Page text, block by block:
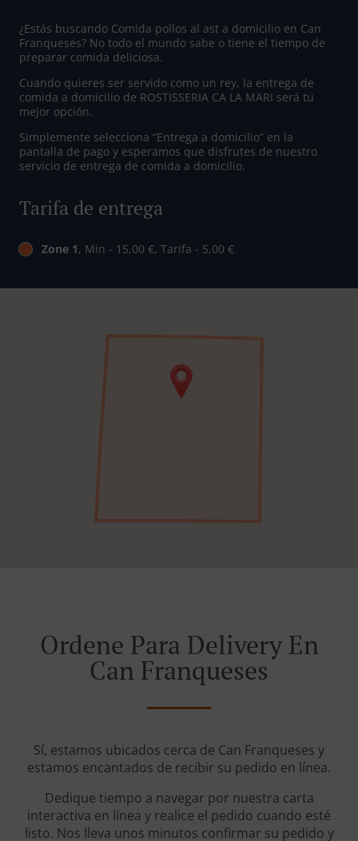
¿Estás buscando Comida pollos al ast a domicilio en Can
Franqueses? No todo el mundo sabe o tiene el tiempo de
preparar comida deliciosa.
Cuando quieres ser servido como un rey, la entrega de
comida a domicilio de ROSTISSERIA CA LA MARI será tu
mejor opción.
Simplemente selecciona “Entrega a domicilio” en la
pantalla de pago y esperamos que disfrutes de nuestro
servicio de entrega de comida a domicilio.
Tarifa de entrega
Zone 1, Min - 15,00 €, Tarifa - 5,00 €
Ordene Para Delivery En
Can Franqueses
Sí, estamos ubicados cerca de Can Franqueses y
estamos encantados de recibir su pedido en línea.
Dedique tiempo a navegar por nuestra carta
interactiva en línea y realice el pedido cuando esté
listo. Nos lleva unos minutos confirmar su pedido y